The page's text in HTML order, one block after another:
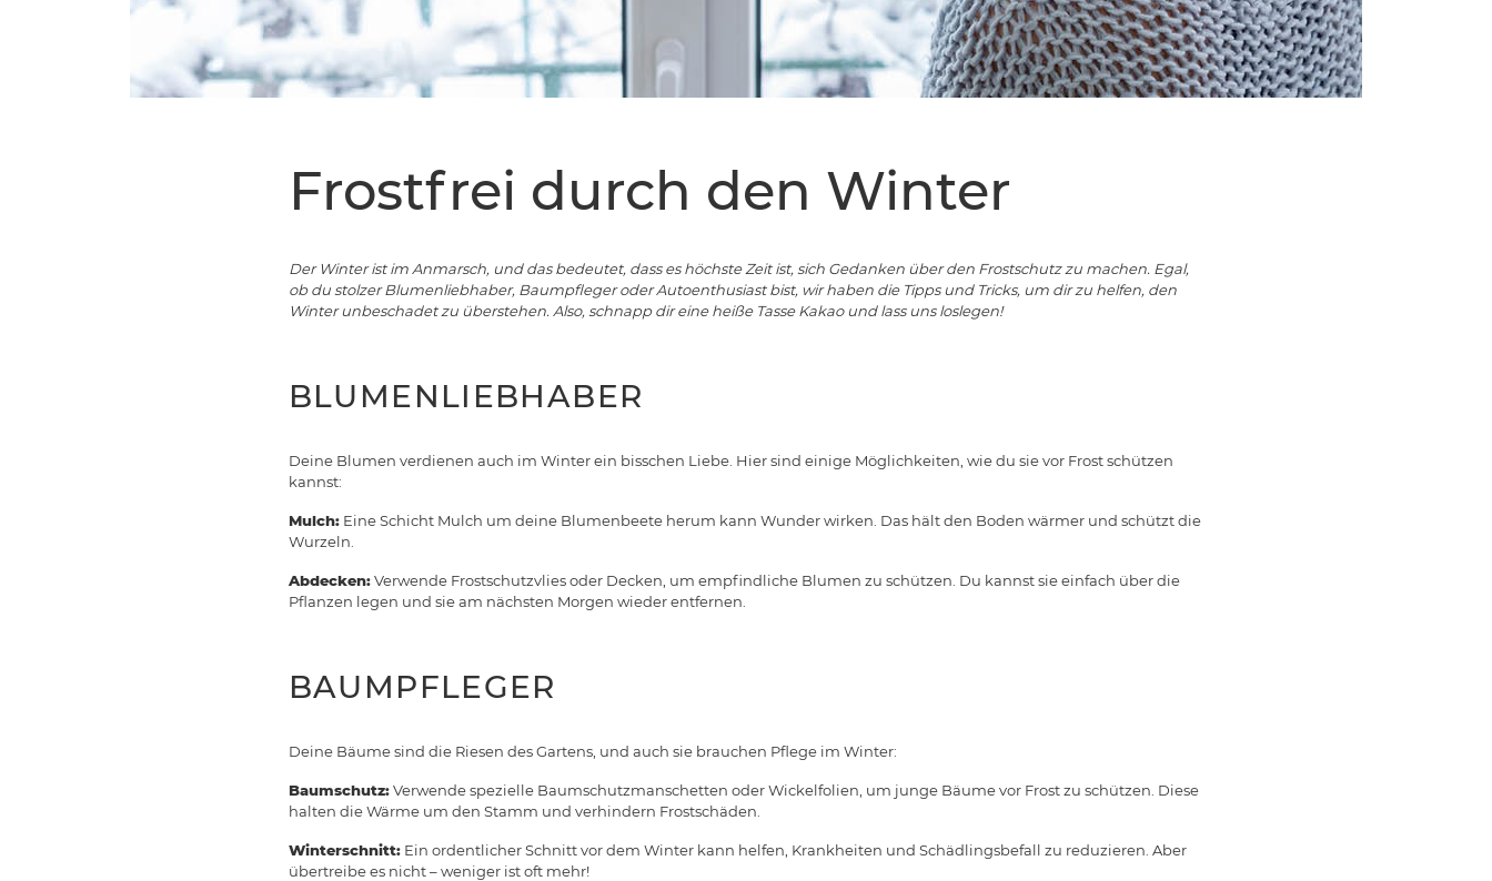
Frostfrei durch den Winter
Der Winter ist im Anmarsch, und das bedeutet, dass es höchste Zeit ist, sich Gedanken über den Frostschutz zu machen. Egal,
ob du stolzer Blumenliebhaber, Baumpfleger oder Autoenthusiast bist, wir haben die Tipps und Tricks, um dir zu helfen, den
Winter unbeschadet zu überstehen. Also, schnapp dir eine heiße Tasse Kakao und lass uns loslegen!
BLUMENLIEBHABER
Deine Blumen verdienen auch im Winter ein bisschen Liebe. Hier sind einige Möglichkeiten, wie du sie vor Frost schützen
kannst:
Mulch:Eine Schicht Mulch um deine Blumenbeete herum kann Wunder wirken. Das hält den Boden wärmer und schützt die
Wurzeln.
Abdecken:Verwende Frostschutzvlies oder Decken, um empfindliche Blumen zu schützen. Du kannst sie einfach über die
Pflanzen legen und sie am nächsten Morgen wieder entfernen.
BAUMPFLEGER
Deine Bäume sind die Riesen des Gartens, und auch sie brauchen Pflege im Winter:
Baumschutz:Verwende spezielle Baumschutzmanschetten oder Wickelfolien, um junge Bäume vor Frost zu schützen. Diese
halten die Wärme um den Stamm und verhindern Frostschäden.
Winterschnitt:Ein ordentlicher Schnitt vor dem Winter kann helfen, Krankheiten und Schädlingsbefall zu reduzieren. Aber
übertreibe es nicht – weniger ist oft mehr!